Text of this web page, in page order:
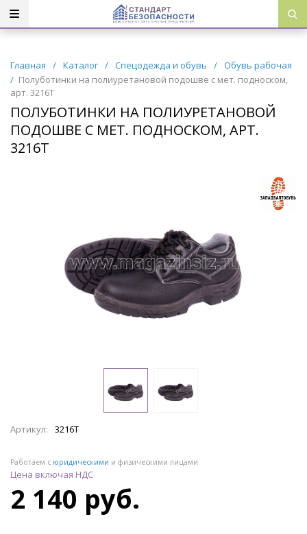
Главная / Каталог / Спецодежда и обувь / Обувь рабочая
/ Полуботинки на полиуретановой подошве с мет. подноском,
арт. 3216Т
ПОЛУБОТИНКИ НА ПОЛИУРЕТАНОВОЙ
ПОДОШВЕ С МЕТ. ПОДНОСКОМ, АРТ.
3216Т
Артикул: 3216Т
Работаем с юридическими и физическими лицами
Цена включая НДС
2 140 руб.